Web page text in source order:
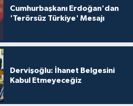
Cumhurbaşkanı Erdoğan'dan
'Terörsüz Türkiye' Mesajı
Dervişoğlu: İhanet Belgesini
Kabul Etmeyeceğiz